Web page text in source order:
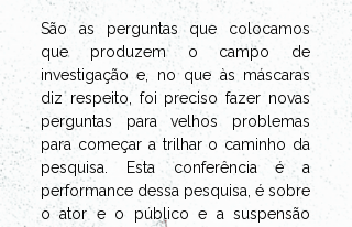
São as perguntas que colocamos
que produzem o campo de
investigação e, no que às máscaras
diz respeito, foi preciso fazer novas
perguntas para velhos problemas
para começar a trilhar o caminho da
pesquisa. Esta conferência é a
performance dessa pesquisa, é sobre
o ator e o público e a suspensão